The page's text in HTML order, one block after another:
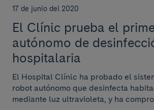
17 de junio del 2020
El Clínic prueba el
autónomo de
hospitalaria
El Hospital Clínic ha probado el
robot autónomo que desinfecta
mediante luz ultravioleta, y ha